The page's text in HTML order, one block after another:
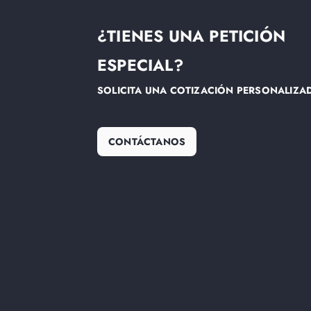
¿TIENES UNA PETICIÓN
ESPECIAL?
SOLICITA UNA COTIZACIÓN
CONTÁCTANOS